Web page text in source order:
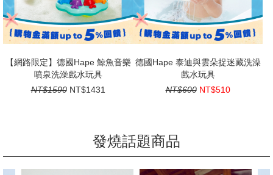
【網路限定】德國Hape 鯨魚音樂
噴泉洗澡戲水玩具
NT$1590 NT$1431
德國Hape 泰迪與雲朵捉迷藏洗澡
戲水玩具
NT$600 NT$510
發燒話題商品